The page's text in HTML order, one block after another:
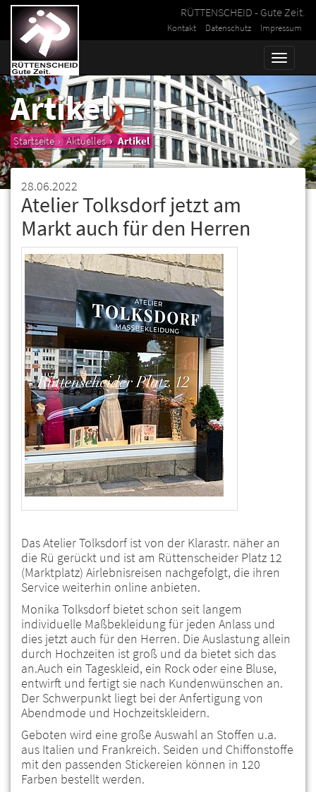
RÜTTENSCHEID - Gute Zeit.
Kontakt Datenschutz Impressum
Toggle
Artikel
Startseite Aktuelles Artikel
28.06.2022
Atelier Tolksdorf jetzt am
Markt auch für den Herren
Das Atelier Tolksdorf ist von der Klarastr. näher an
die Rü gerückt und ist am Rüttenscheider Platz 12
(Marktplatz) Airlebnisreisen nachgefolgt, die ihren
Service weiterhin online anbieten.
Monika Tolksdorf bietet schon seit langem
individuelle Maßbekleidung für jeden Anlass und
dies jetzt auch für den Herren. Die Auslastung allein
durch Hochzeiten ist groß und da bietet sich das
an.Auch ein Tageskleid, ein Rock oder eine Bluse,
entwirft und fertigt sie nach Kundenwünschen an.
Der Schwerpunkt liegt bei der Anfertigung von
Abendmode und Hochzeitskleidern.
Geboten wird eine große Auswahl an Stoffen u.a.
aus Italien und Frankreich. Seiden und Chiffonstoffe
mit den passenden Stickereien können in 120
Farben bestellt werden.